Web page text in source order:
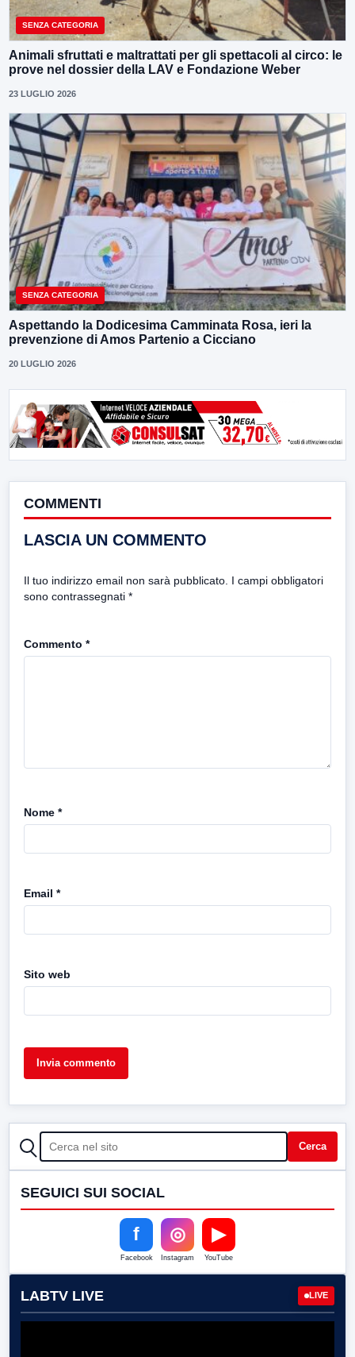
SENZA CATEGORIA
Animali sfruttati e maltrattati per gli spettacoli al circo: le
prove nel dossier della LAV e Fondazione Weber
23 LUGLIO 2026
SENZA CATEGORIA
Aspettando la Dodicesima Camminata Rosa, ieri la
prevenzione di Amos Partenio a Cicciano
20 LUGLIO 2026
COMMENTI
LASCIA UN COMMENTO
Il tuo indirizzo email non sarà pubblicato. I campi obbligatori
sono contrassegnati *
Commento *
Nome *
Email *
Sito web
CERCA Cerca
SEGUICI SUI SOCIAL
f
Facebook
◎
Instagram
▶
YouTube
LABTV LIVE LIVE